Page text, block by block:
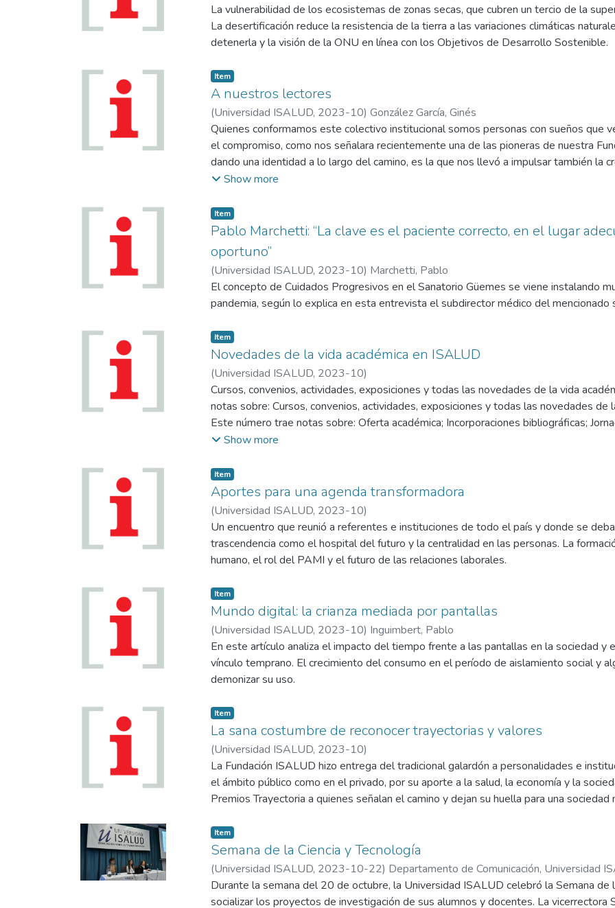
Cuando estos pacientes con enfermedades crónicas, logran su estabilidad clínica,
bajo la modalidad de internación domiciliaria, para completar allí su rehabilitación,
La vulnerabilidad de los ecosistemas de zonas secas, que cubren un tercio de la
La desertificación reduce la resistencia de la tierra a las variaciones climáticas
detenerla y la visión de la ONU en línea con los Objetivos de Desarrollo Sostenible.
Item
A nuestros lectores
(Universidad ISALUD, 2023-10) González García, Ginés
Quienes conformamos este colectivo institucional somos personas con sueños que
el compromiso, como nos señalara recientemente una de las pioneras de nuestra
dando una identidad a lo largo del camino, es la que nos llevó a impulsar también la
nos revela como seres en movimiento y que se desplazan más cómodos en la
Show more
Item
Pablo Marchetti: “La clave es el paciente correcto, en el lugar
oportuno”
(Universidad ISALUD, 2023-10) Marchetti, Pablo
El concepto de Cuidados Progresivos en el Sanatorio Güemes se viene instalando
pandemia, según lo explica en esta entrevista el subdirector médico del mencionado
Item
Novedades de la vida académica en ISALUD
(Universidad ISALUD, 2023-10)
Cursos, convenios, actividades, exposiciones y todas las novedades de la vida
notas sobre: Cursos, convenios, actividades, exposiciones y todas las novedades de
Este número trae notas sobre: Oferta académica; Incorporaciones bibliográficas;
Licenciatura en Nutrición; X Jornada de Enfermería: Gestión de Calidad y Seguridad
ISALUD 2023 “Marcelo Ondarçuhu”.
Show more
Item
Aportes para una agenda transformadora
(Universidad ISALUD, 2023-10)
Un encuentro que reunió a referentes e instituciones de todo el país y donde se
trascendencia como el hospital del futuro y la centralidad en las personas. La
humano, el rol del PAMI y el futuro de las relaciones laborales.
Item
Mundo digital: la crianza mediada por pantallas
(Universidad ISALUD, 2023-10) Inguimbert, Pablo
En este artículo analiza el impacto del tiempo frente a las pantallas en la sociedad y
vínculo temprano. El crecimiento del consumo en el período de aislamiento social y
demonizar su uso.
Item
La sana costumbre de reconocer trayectorias y valores
(Universidad ISALUD, 2023-10)
La Fundación ISALUD hizo entrega del tradicional galardón a personalidades e
el ámbito público como en el privado, por su aporte a la salud, la economía y la
Premios Trayectoria a quienes señalan el camino y dejan su huella para una
Item
Semana de la Ciencia y Tecnología
(Universidad ISALUD, 2023-10-22) Departamento de Comunicación, Universidad
Durante la semana del 20 de octubre, la Universidad ISALUD celebró la Semana de
socializar los proyectos de investigación de sus alumnos y docentes. La vicerrectora